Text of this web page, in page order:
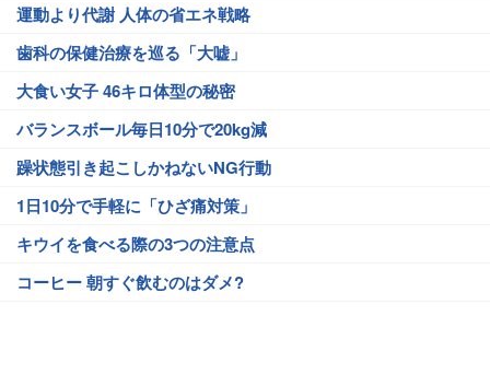
運動より代謝 人体の省エネ戦略
歯科の保健治療を巡る「大嘘」
大食い女子 46キロ体型の秘密
バランスボール毎日10分で20kg減
躁状態引き起こしかねないNG行動
1日10分で手軽に「ひざ痛対策」
キウイを食べる際の3つの注意点
コーヒー 朝すぐ飲むのはダメ?